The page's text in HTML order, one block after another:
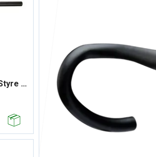
Easton EA30 XC HB 5D Flat Styre Sort